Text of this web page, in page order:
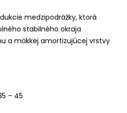
medzipodrážky, ktorá
stabilného okraja
a mäkkej amortizujúcej vrstvy
– 45